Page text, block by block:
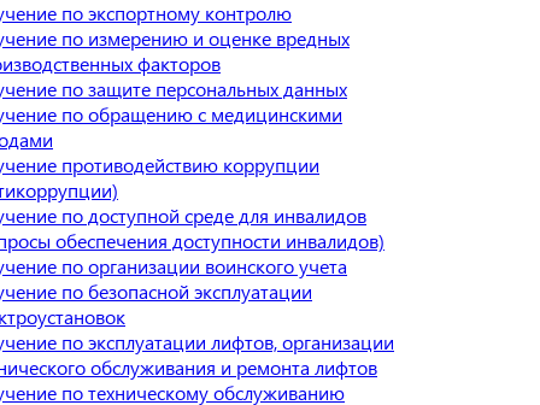
по экспортному контролю
по измерению и оценке вредных
факторов
по защите персональных данных
по обращению с медицинскими
противодействию коррупции
по доступной среде для инвалидов
обеспечения доступности инвалидов)
по организации воинского учета
по безопасной эксплуатации
по эксплуатации лифтов, организации
обслуживания и ремонта лифтов
по техническому обслуживанию